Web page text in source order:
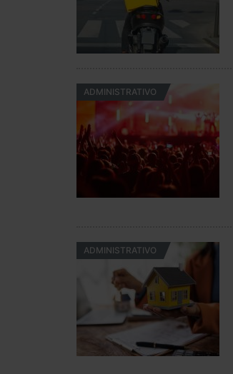
ADMINISTRATIVO
ADMINISTRATIVO